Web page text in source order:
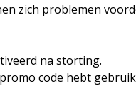
zich problemen
na storting.
code hebt